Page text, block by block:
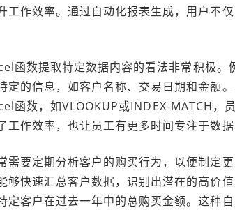
工作效率。通过自动化报表生成，用户不
函数提取特定数据内容的看法非常积极。
的信息，如客户名称、交易日期和金额
函数，如VLOOKUP或INDEX-MATCH，
作效率，也让员工有更多时间专注于数据
需要定期分析客户的购买行为，以便制定
够快速汇总客户数据，识别出潜在的高价
定客户在过去一年中的总购买金额。这种